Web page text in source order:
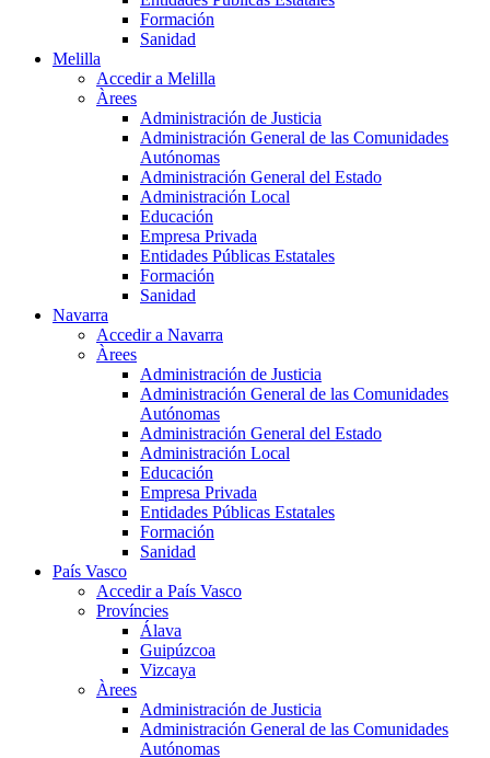
Formación
Sanidad
Melilla
Accedir a Melilla
Àrees
Administración de Justicia
Administración General de las Comunidades
Autónomas
Administración General del Estado
Administración Local
Educación
Empresa Privada
Entidades Públicas Estatales
Formación
Sanidad
Navarra
Accedir a Navarra
Àrees
Administración de Justicia
Administración General de las Comunidades
Autónomas
Administración General del Estado
Administración Local
Educación
Empresa Privada
Entidades Públicas Estatales
Formación
Sanidad
País Vasco
Accedir a País Vasco
Províncies
Álava
Guipúzcoa
Vizcaya
Àrees
Administración de Justicia
Administración General de las Comunidades
Autónomas